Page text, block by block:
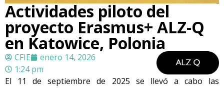
Actividades piloto del
proyecto Erasmus+ ALZ-Q
en Katowice, Polonia
CFIE
enero 14, 2026
1:24 pm
El 11 de septiembre de 2025 se llevó a cabo las